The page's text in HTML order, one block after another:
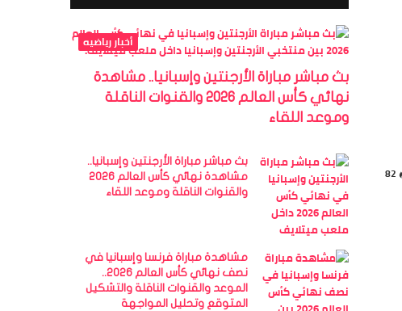
82
أخبار رياضيه
بث مباشر مباراة الأرجنتين وإسبانيا.. مشاهدة
نهائي كأس العالم 2026 والقنوات الناقلة
وموعد اللقاء
بث مباشر مباراة الأرجنتين وإسبانيا..
مشاهدة نهائي كأس العالم 2026
والقنوات الناقلة وموعد اللقاء
مشاهدة مباراة فرنسا وإسبانيا في
نصف نهائي كأس العالم 2026..
الموعد والقنوات الناقلة والتشكيل
المتوقع وتحليل المواجهة